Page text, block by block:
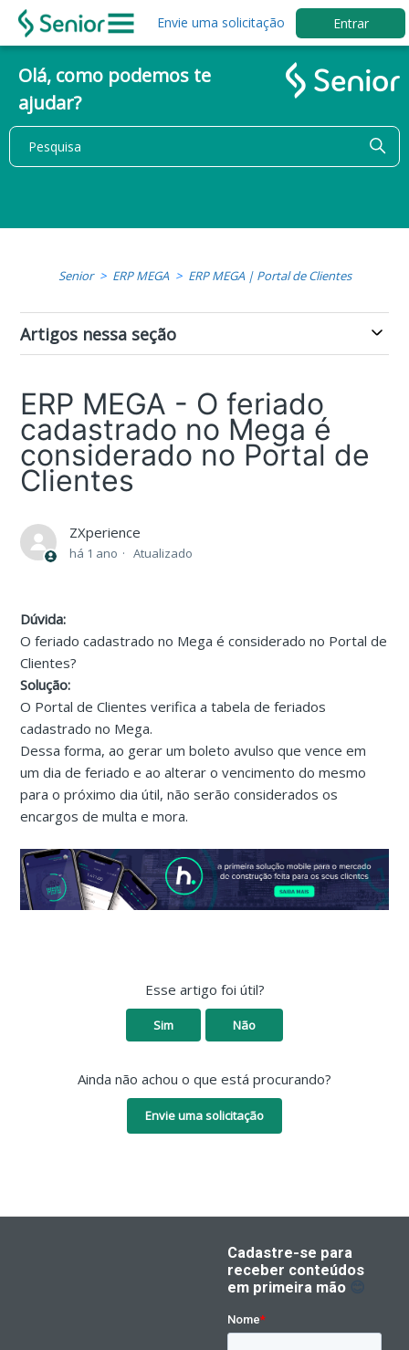
Envie uma solicitação Entrar
Olá, como podemos te
ajudar?
Senior ERP MEGA ERP MEGA | Portal de Clientes
Artigos nessa seção
ERP MEGA - O feriado
cadastrado no Mega é
considerado no Portal de
Clientes
ZXperience
há 1 ano Atualizado
Dúvida:
O feriado cadastrado no Mega é considerado no Portal de
Clientes?
Solução:
O Portal de Clientes verifica a tabela de feriados
cadastrado no Mega.
Dessa forma, ao gerar um boleto avulso que vence em
um dia de feriado e ao alterar o vencimento do mesmo
para o próximo dia útil, não serão considerados os
encargos de multa e mora.
Esse artigo foi útil?
Sim Não
Ainda não achou o que está procurando?
Envie uma solicitação